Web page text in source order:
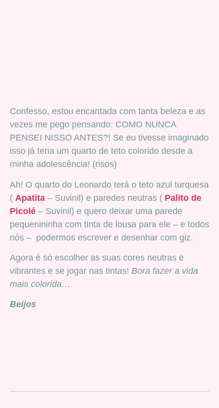
Confesso, estou encantada com tanta beleza e as
vezes me pego pensando: COMO NUNCA
PENSEI NISSO ANTES?! Se eu tivesse imaginado
isso já teria um quarto de teto colorido desde a
minha adolescência! (risos)
Ah! O quarto do Leonardo terá o teto azul turquesa
( Apatita – Suvinil) e paredes neutras ( Palito de
Picolé – Suvinil) e quero deixar uma parede
pequenininha com tinta de lousa para ele – e todos
nós – podermos escrever e desenhar com giz.
Agora é só escolher as suas cores neutras e
vibrantes e se jogar nas tintas! Bora fazer a vida
mais colorida…
Beijos